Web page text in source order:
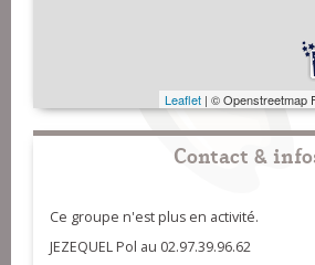
Leaflet | © Openstreetmap
Contact &
Ce groupe n'est plus en activité.
JEZEQUEL Pol au 02.97.39.96.62